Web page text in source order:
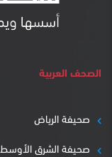
الصحف العربية
صحيفة الرياض
صحيفة الشرق الأوسط